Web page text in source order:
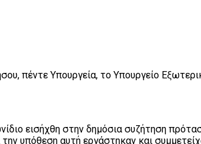
πέντε Υπουργεία, το Υπουργείο
εισήχθη στην δημόσια συζήτηση
υπόθεση αυτή εργάστηκαν και